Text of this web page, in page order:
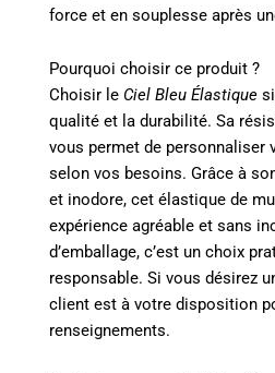
force et en souplesse après
Pourquoi choisir ce produit ?
Choisir le Ciel Bleu Élastique
qualité et la durabilité. Sa
vous permet de personnaliser
selon vos besoins. Grâce à
et inodore, cet élastique de
expérience agréable et sans
d’emballage, c’est un choix
responsable. Si vous désirez
client est à votre disposition
renseignements.